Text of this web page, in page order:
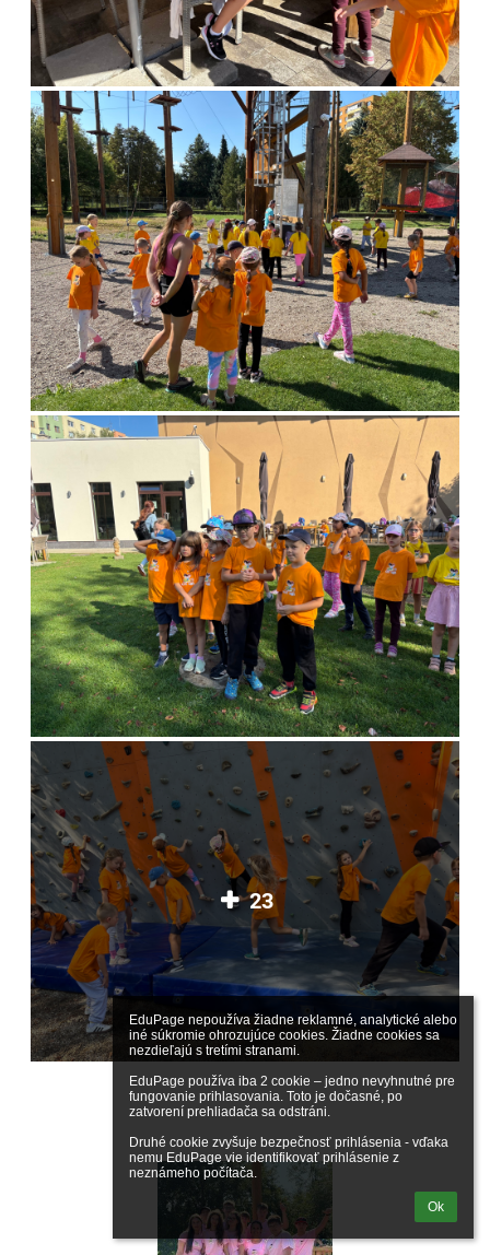
EduPage nepoužíva žiadne reklamné, analytické alebo
iné súkromie ohrozujúce cookies. Žiadne cookies sa
nezdieľajú s tretími stranami.
EduPage používa iba 2 cookie – jedno nevyhnutné pre
fungovanie prihlasovania. Toto je dočasné, po
zatvorení prehliadača sa odstráni.
Druhé cookie zvyšuje bezpečnosť prihlásenia - vďaka
nemu EduPage vie identifikovať prihlásenie z
neznámeho počítača.
Ok
23